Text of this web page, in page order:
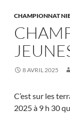
CHAMPIONNAT
8 AVRIL 2025
C’est sur les
2025 à 9 h 30